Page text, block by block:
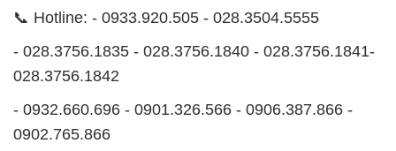
0902.765.866
📧 Email: hoachat@dactruongphat.vn
ĐỊA CHỈ
1229C Quốc lộ 1A, Phường Bình Trị Đông B,